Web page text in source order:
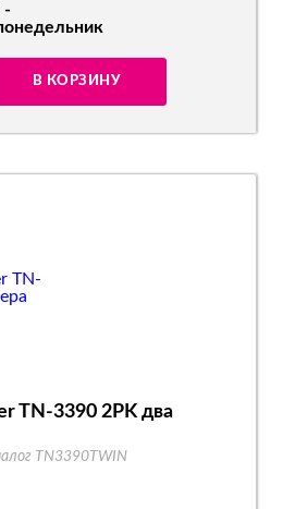
-
В КОРЗИНУ
TN-3390 2PK два
TN3390TWIN